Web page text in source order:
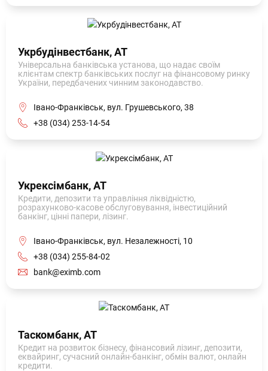
Укрбудінвестбанк, АТ
Універсальна банківська установа, що надає своїм
клієнтам спектр банківських послуг на фінансовому ринку
України, передбачених чинним законодавство.
Івано-Франківськ, вул. Грушевського, 38
+38 (034) 253-14-54
Укрексімбанк, АТ
Кредити, депозити та управління ліквідністю,
розрахунково-касове обслуговування, інвестиційний
банкінг, цінні папери, лізинг.
Івано-Франківськ, вул. Незалежності, 10
+38 (034) 255-84-02
bank@eximb.com
Таскомбанк, АТ
Кредит на розвиток бізнесу, фінансовий лізинг, депозити,
еквайринг, сучасний онлайн-банкінг, обмін валют, онлайн
кредити.